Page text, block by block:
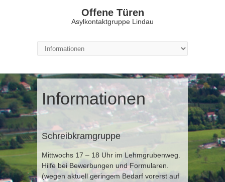
Offene Türen
Asylkontaktgruppe Lindau
Informationen
Schreibkramgruppe
Mittwochs 17 – 18 Uhr im Lehmgrubenweg.
Hilfe bei Bewerbungen und Formularen.
(wegen aktuell geringem Bedarf vorerst auf